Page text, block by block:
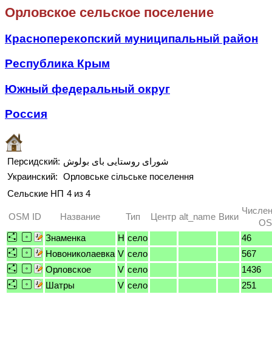
Орловское сельское поселение
Красноперекопский муниципальный район
Республика Крым
Южный федеральный округ
Россия
Персидский: شورای روستایی بای بولوش
Украинский: Орловське сільське поселення
Сельские НП 4 из 4
OSM ID Название Тип Центр alt_name Вики
Знаменка
H село
46
Новониколаевка V село
567
Орловское
V село
1436
Шатры
V село 251